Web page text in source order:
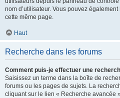
nom d’utilisateur. Vous pouvez
cette même page.
Haut
Recherche dans les forums
Comment puis-je effectuer une
Saisissez un terme dans la boîte de
forums ou les pages de sujets. La
cliquant sur le lien « Recherche avancée